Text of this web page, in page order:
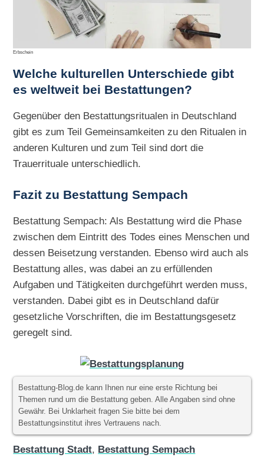
Erbschein
Welche kulturellen Unterschiede gibt
es weltweit bei Bestattungen?
Gegenüber den Bestattungsritualen in Deutschland
gibt es zum Teil Gemeinsamkeiten zu den Ritualen in
anderen Kulturen und zum Teil sind dort die
Trauerrituale unterschiedlich.
Fazit zu Bestattung Sempach
Bestattung Sempach: Als Bestattung wird die Phase
zwischen dem Eintritt des Todes eines Menschen und
dessen Beisetzung verstanden. Ebenso wird auch als
Bestattung alles, was dabei an zu erfüllenden
Aufgaben und Tätigkeiten durchgeführt werden muss,
verstanden. Dabei gibt es in Deutschland dafür
gesetzliche Vorschriften, die im Bestattungsgesetz
geregelt sind.
Bestattung-Blog.de kann Ihnen nur eine erste Richtung bei
Themen rund um die Bestattung geben. Alle Angaben sind ohne
Gewähr. Bei Unklarheit fragen Sie bitte bei dem
Bestattungsinstitut ihres Vertrauens nach.
Bestattung Stadt, Bestattung Sempach